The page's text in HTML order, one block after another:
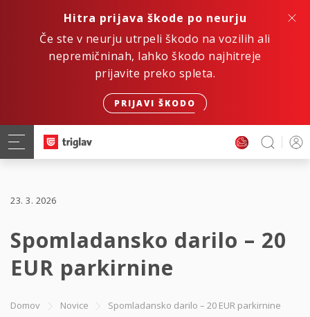
Hitra prijava škode po neurju
Če ste v neurju utrpeli škodo na vozilih ali
nepremičninah, lahko škodo najhitreje
prijavite preko spleta.
PRIJAVI ŠKODO
23. 3. 2026
Spomladansko darilo – 20
EUR parkirnine
Domov Novice Spomladansko darilo – 20 EUR parkirnine